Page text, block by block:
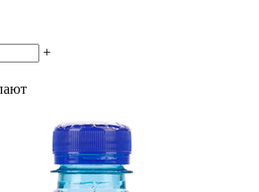
+